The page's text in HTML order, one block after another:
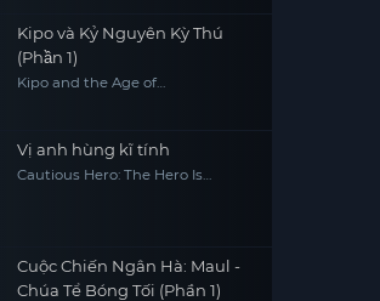
Kipo và Kỷ Nguyên Kỳ Thú
(Phần 1)
Kipo and the Age of
Vị anh hùng kĩ tính
Cautious Hero: The Hero Is
Cuộc Chiến Ngân Hà: Maul -
Chúa Tể Bóng Tối (Phần 1)